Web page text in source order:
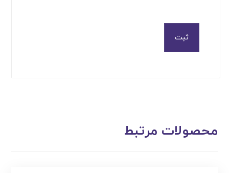
ثبت
محصولات مرتبط